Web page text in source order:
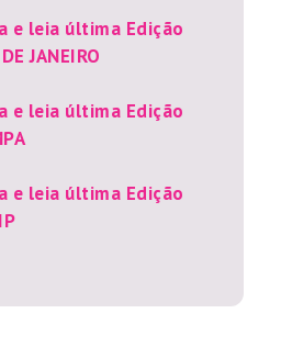
e leia última Edição
JANEIRO
e leia última Edição
e leia última Edição